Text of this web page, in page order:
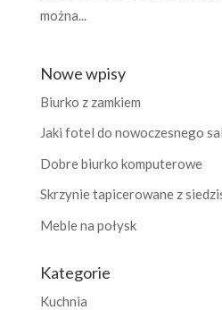
można...
Nowe wpisy
Biurko z zamkiem
Jaki fotel do nowoczesnego
Dobre biurko komputerowe
Skrzynie tapicerowane z
Meble na połysk
Kategorie
Kuchnia